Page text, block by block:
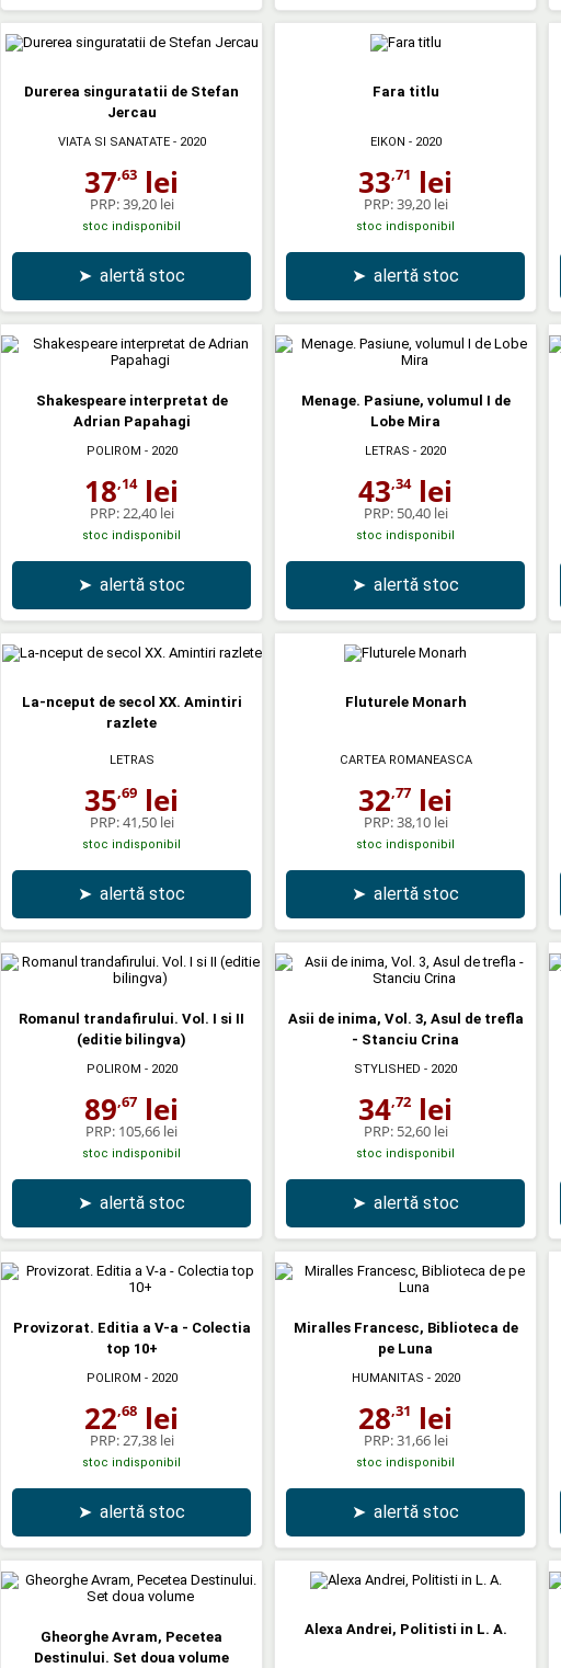
Durerea singuratatii de Stefan
Jercau
VIATA SI SANATATE- 2020
37,63 lei
PRP:39,20 lei
stoc indisponibil
➤ alertă stoc
Fara titlu
EIKON - 2020
33,71 lei
PRP:39,20 lei
stoc indisponibil
➤ alertă stoc
Shakespeare interpretat de
Adrian Papahagi
POLIROM - 2020
18,14lei
PRP:22,40 lei
stoc indisponibil
➤ alertă stoc
Menage. Pasiune, volumul I de
Lobe Mira
LETRAS - 2020
43,34lei
PRP: 50,40 lei
stoc indisponibil
➤ alertă stoc
La-nceput de secol XX. Amintiri
razlete
LETRAS
35,69 lei
PRP:41,50 lei
stoc indisponibil
➤ alertă stoc
Fluturele Monarh
CARTEA ROMANEASCA
32,77 lei
PRP:38,10 lei
stoc indisponibil
➤ alertă stoc
Romanul trandafirului. Vol. I si II
(editie bilingva)
POLIROM - 2020
89,67 lei
PRP: 105,66 lei
stoc indisponibil
➤ alertă stoc
Asii de inima, Vol. 3, Asul de trefla
- Stanciu Crina
STYLISHED - 2020
34,72 lei
PRP: 52,60 lei
stoc indisponibil
➤ alertă stoc
Provizorat. Editia a V-a - Colectia
top 10+
POLIROM - 2020
22,68 lei
PRP:27,38 lei
stoc indisponibil
➤ alertă stoc
Miralles Francesc, Biblioteca de
pe Luna
HUMANITAS - 2020
28,31 lei
PRP:31,66 lei
stoc indisponibil
➤ alertă stoc
Gheorghe Avram, Pecetea
Destinului. Set doua volume
Alexa Andrei, Politisti in L. A.